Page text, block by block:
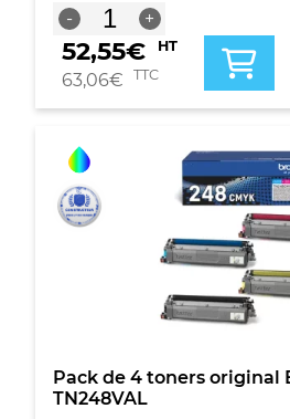
-
quantité
de
Toner
magenta
Brother
+
52,55€ HT
63,06€ TTC
Pack de 4 toners original
TN248VAL